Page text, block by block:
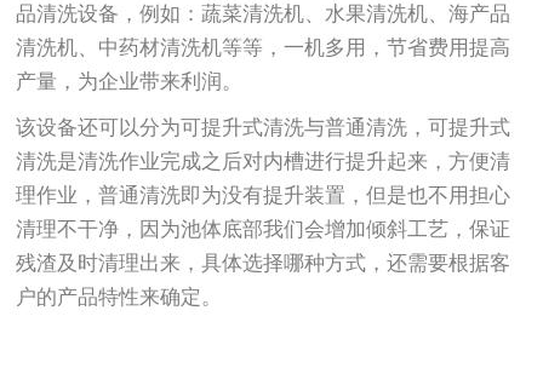
品清洗设备，例如：蔬菜清洗机、水果清洗机、海产品
清洗机、中药材清洗机等等，一机多用，节省费用提高
产量，为企业带来利润。
该设备还可以分为可提升式清洗与普通清洗，可提升式
清洗是清洗作业完成之后对内槽进行提升起来，方便清
理作业，普通清洗即为没有提升装置，但是也不用担心
清理不干净，因为池体底部我们会增加倾斜工艺，保证
残渣及时清理出来，具体选择哪种方式，还需要根据客
户的产品特性来确定。